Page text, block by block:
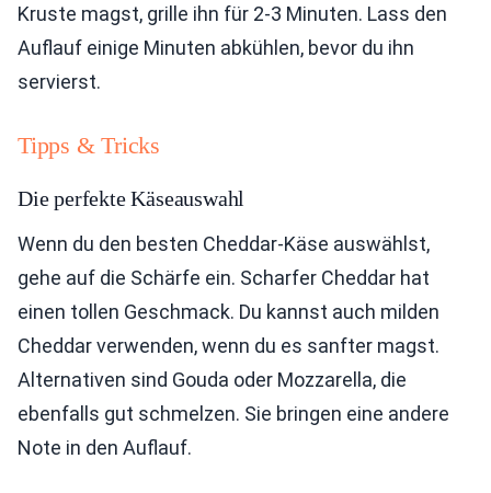
Kruste magst, grille ihn für 2-3 Minuten. Lass den
Auflauf einige Minuten abkühlen, bevor du ihn
servierst.
Tipps & Tricks
Die perfekte Käseauswahl
Wenn du den besten Cheddar-Käse auswählst,
gehe auf die Schärfe ein. Scharfer Cheddar hat
einen tollen Geschmack. Du kannst auch milden
Cheddar verwenden, wenn du es sanfter magst.
Alternativen sind Gouda oder Mozzarella, die
ebenfalls gut schmelzen. Sie bringen eine andere
Note in den Auflauf.